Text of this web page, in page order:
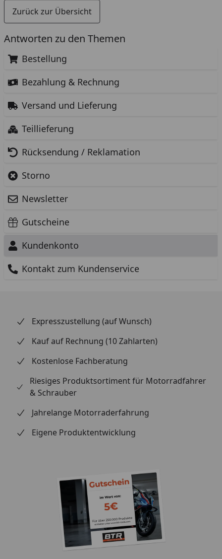
Antworten zu den Themen
Bestellung
Bezahlung & Rechnung
Versand und Lieferung
Teillieferung
Rücksendung / Reklamation
Storno
Newsletter
Gutscheine
Kundenkonto
Kontakt zum Kundenservice
Zurück zur Übersicht
Expresszustellung (auf Wunsch)
Kauf auf Rechnung (10 Zahlarten)
Kostenlose Fachberatung
Riesiges Produktsortiment für Motorradfahrer
& Schrauber
Jahrelange Motorraderfahrung
Eigene Produktentwicklung